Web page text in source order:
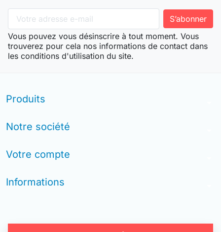
Vous pouvez vous désinscrire à tout moment. Vous
trouverez pour cela nos informations de contact dans
les conditions d'utilisation du site.
Produits
Notre société
Votre compte
Informations